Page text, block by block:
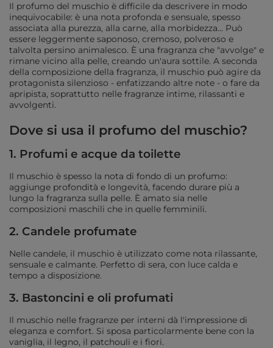
Il profumo del muschio è difficile da descrivere in modo
inequivocabile: è una nota profonda e sensuale, spesso
associata alla purezza, alla carne, alla morbidezza... Può
essere leggermente saponoso, cremoso, polveroso e
talvolta persino animalesco. È una fragranza che "avvolge" e
rimane vicino alla pelle, creando un'aura sottile. A seconda
della composizione della fragranza, il muschio può agire da
protagonista silenzioso - enfatizzando altre note - o fare da
apripista, soprattutto nelle fragranze intime, rilassanti e
avvolgenti.
Dove si usa il profumo del muschio?
1. Profumi e acque da toilette
Il muschio è spesso la nota di fondo di un profumo:
aggiunge profondità e longevità, facendo durare più a
lungo la fragranza sulla pelle. È amato sia nelle
composizioni maschili che in quelle femminili.
2. Candele profumate
Nelle candele, il muschio è utilizzato come nota rilassante,
sensuale e calmante. Perfetto di sera, con luce calda e
tempo a disposizione.
3. Bastoncini e oli profumati
Il muschio nelle fragranze per interni dà l'impressione di
eleganza e comfort. Si sposa particolarmente bene con la
vaniglia, il legno, il patchouli e i fiori.